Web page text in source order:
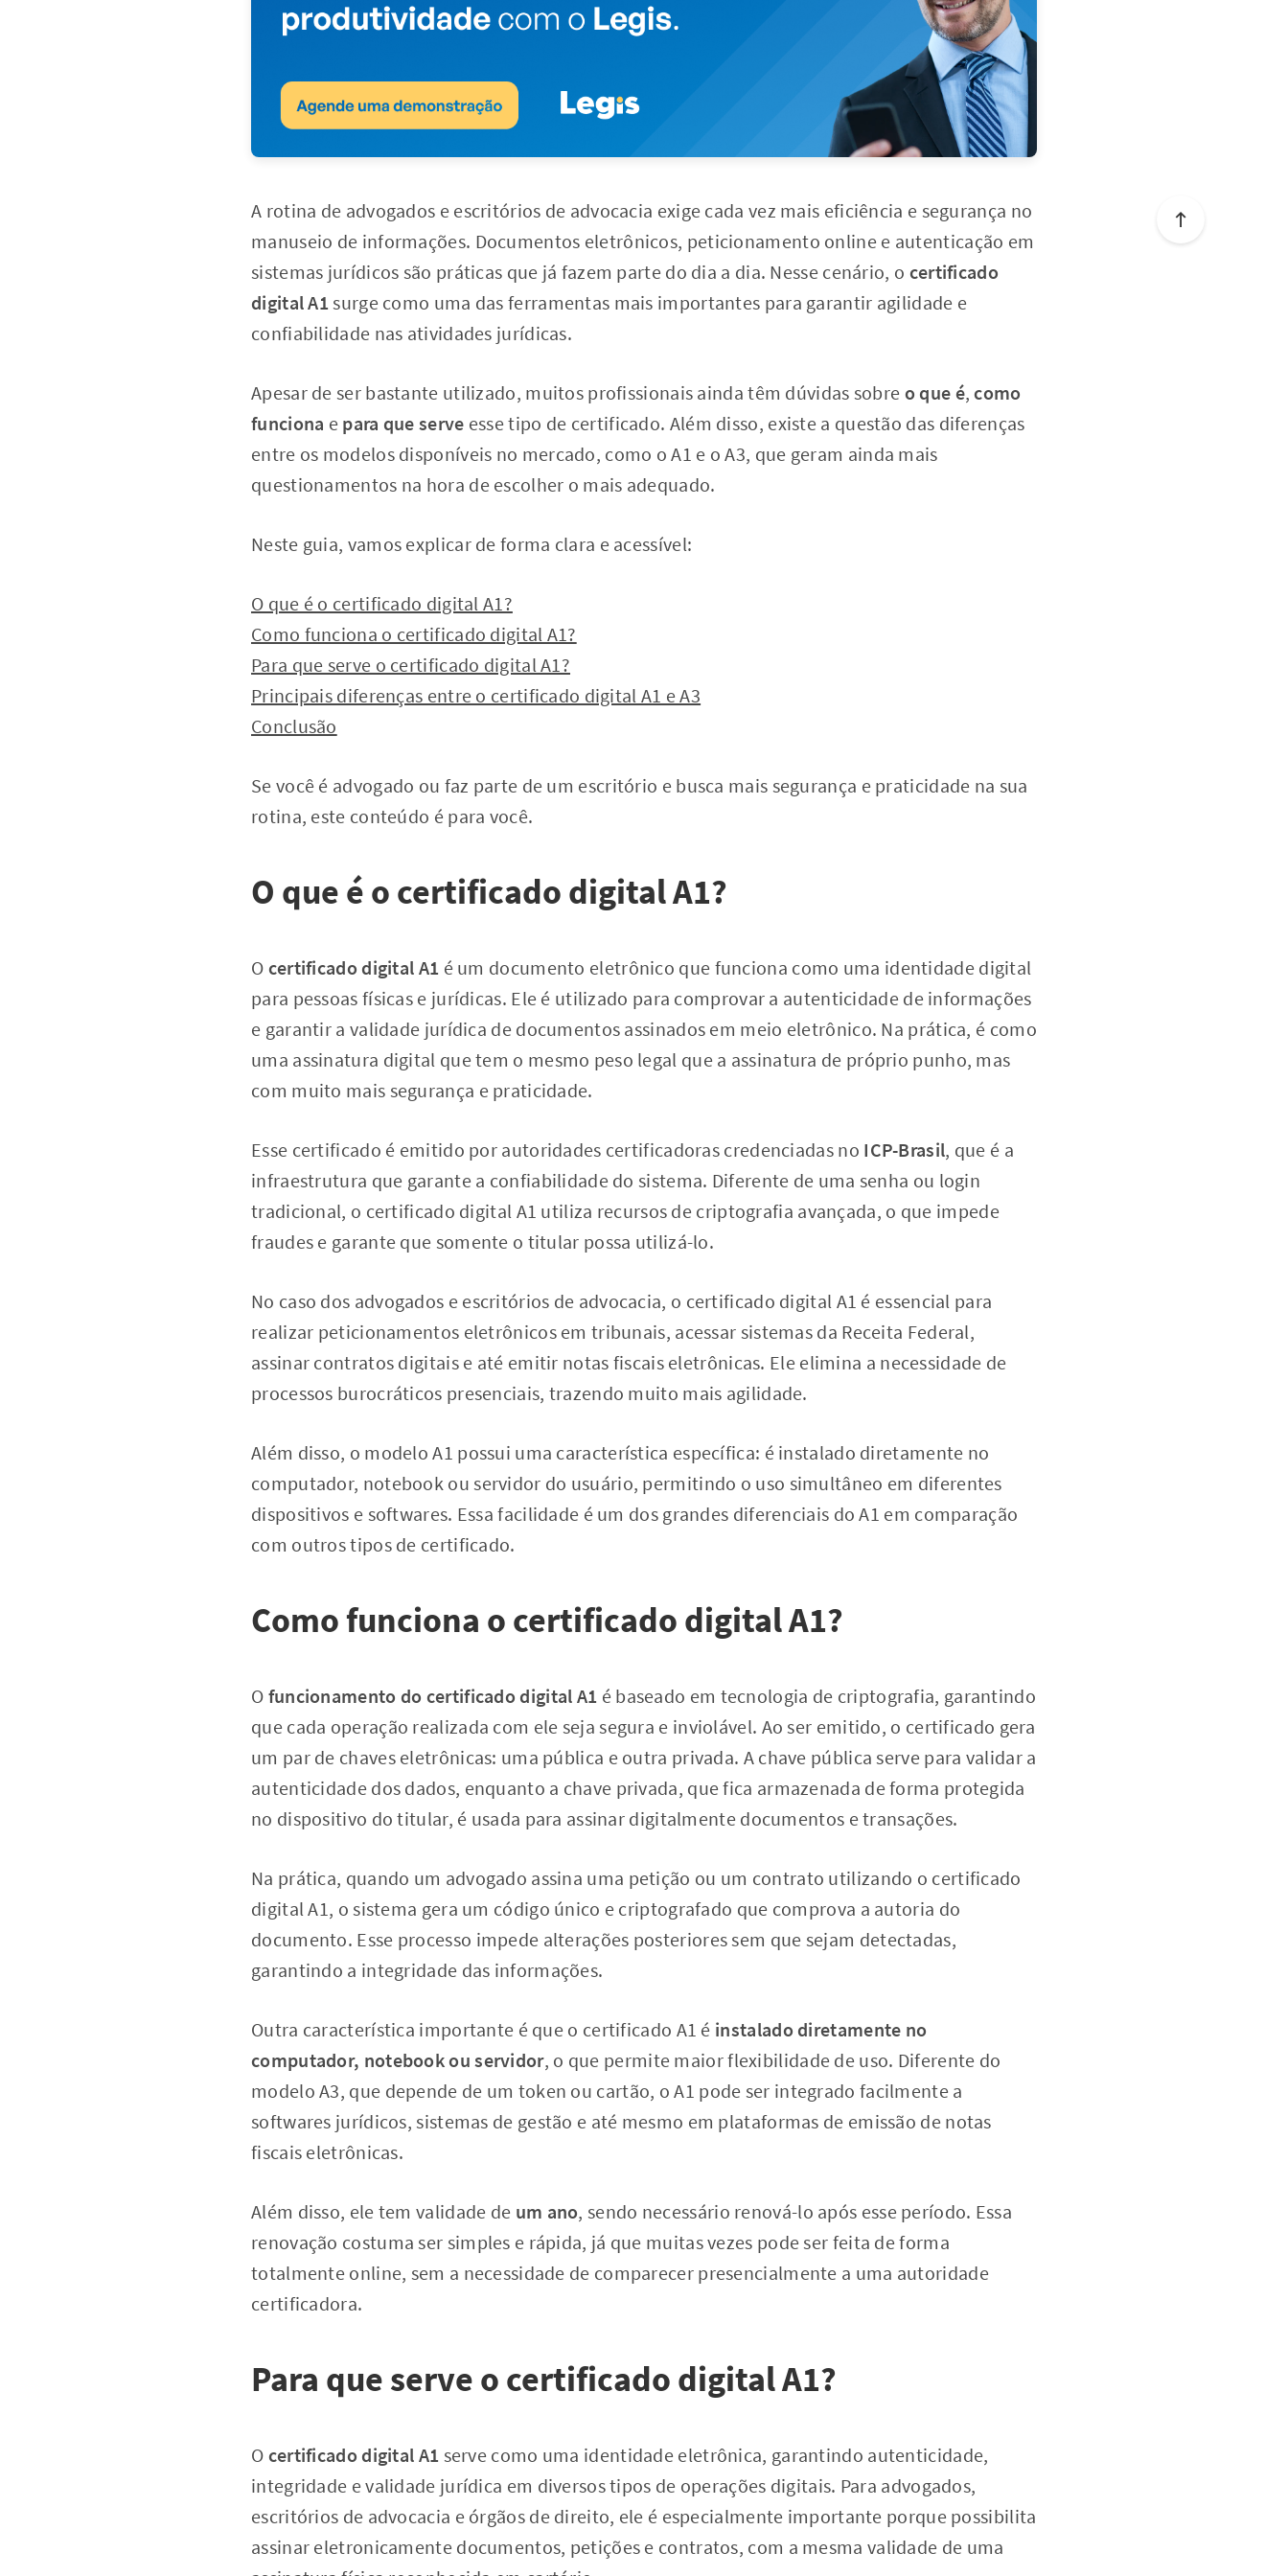
A rotina de advogados e escritórios de advocacia exige cada vez mais eficiência e segurança no
manuseio de informações. Documentos eletrônicos, peticionamento online e autenticação em
sistemas jurídicos são práticas que já fazem parte do dia a dia. Nesse cenário, o certificado
digital A1surge como uma das ferramentas mais importantes para garantir agilidade e
confiabilidade nas atividades jurídicas.
Apesar de ser bastante utilizado, muitos profissionais ainda têm dúvidas sobre o que é,como
funciona e para que serve esse tipo de certificado. Além disso, existe a questão das diferenças
entre os modelos disponíveis no mercado, como o A1 e o A3, que geram ainda mais
questionamentos na hora de escolher o mais adequado.
Neste guia, vamos explicar de forma clara e acessível:
O que é o certificado digital A1?
Como funciona o certificado digital A1?
Para que serve o certificado digital A1?
Principais diferenças entre o certificado digital A1 e A3
Conclusão
Se você é advogado ou faz parte de um escritório e busca mais segurança e praticidade na sua
rotina, este conteúdo é para você.
O que é o certificado digital A1?
O certificado digital A1 é um documento eletrônico que funciona como uma identidade digital
para pessoas físicas e jurídicas. Ele é utilizado para comprovar a autenticidade de informações
e garantir a validade jurídica de documentos assinados em meio eletrônico. Na prática, é como
uma assinatura digital que tem o mesmo peso legal que a assinatura de próprio punho, mas
com muito mais segurança e praticidade.
Esse certificado é emitido por autoridades certificadoras credenciadas no ICP-Brasil, que é a
infraestrutura que garante a confiabilidade do sistema. Diferente de uma senha ou login
tradicional, o certificado digital A1 utiliza recursos de criptografia avançada, o que impede
fraudes e garante que somente o titular possa utilizá-lo.
No caso dos advogados e escritórios de advocacia, o certificado digital A1 é essencial para
realizar peticionamentos eletrônicos em tribunais, acessar sistemas da Receita Federal,
assinar contratos digitais e até emitir notas fiscais eletrônicas. Ele elimina a necessidade de
processos burocráticos presenciais, trazendo muito mais agilidade.
Além disso, o modelo A1 possui uma característica específica: é instalado diretamente no
computador, notebook ou servidor do usuário, permitindo o uso simultâneo em diferentes
dispositivos e softwares. Essa facilidade é um dos grandes diferenciais do A1 em comparação
com outros tipos de certificado.
Como funciona o certificado digital A1?
O funcionamento do certificado digital A1 é baseado em tecnologia de criptografia, garantindo
que cada operação realizada com ele seja segura e inviolável. Ao ser emitido, o certificado gera
um par de chaves eletrônicas: uma pública e outra privada. A chave pública serve para validar a
autenticidade dos dados, enquanto a chave privada, que fica armazenada de forma protegida
no dispositivo do titular, é usada para assinar digitalmente documentos e transações.
Na prática, quando um advogado assina uma petição ou um contrato utilizando o certificado
digital A1, o sistema gera um código único e criptografado que comprova a autoria do
documento. Esse processo impede alterações posteriores sem que sejam detectadas,
garantindo a integridade das informações.
Outra característica importante é que o certificado A1 é instalado diretamente no
computador, notebook ou servidor, o que permite maior flexibilidade de uso. Diferente do
modelo A3, que depende de um token ou cartão, o A1 pode ser integrado facilmente a
softwares jurídicos, sistemas de gestão e até mesmo em plataformas de emissão de notas
fiscais eletrônicas.
Além disso, ele tem validade de um ano, sendo necessário renová-lo após esse período. Essa
renovação costuma ser simples e rápida, já que muitas vezes pode ser feita de forma
totalmente online, sem a necessidade de comparecer presencialmente a uma autoridade
certificadora.
Para que serve o certificado digital A1?
O certificado digital A1 serve como uma identidade eletrônica, garantindo autenticidade,
integridade e validade jurídica em diversos tipos de operações digitais. Para advogados,
escritórios de advocacia e órgãos de direito, ele é especialmente importante porque possibilita
assinar eletronicamente documentos, petições e contratos, com a mesma validade de uma